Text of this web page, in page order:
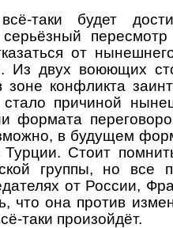
таки будет
от
Из двух воюющих
зоне конфликта
причиной
формата
в будущем
Стоит
группы, но все
от России,
что она против
таки произойдёт.